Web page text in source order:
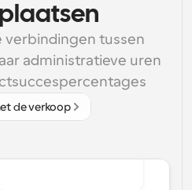
verbindingen tussen
administratieve uren
de verkoop